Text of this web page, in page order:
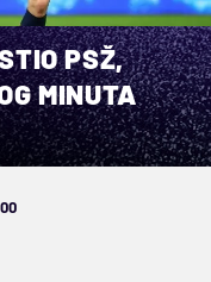
PSŽ,
MINUTA